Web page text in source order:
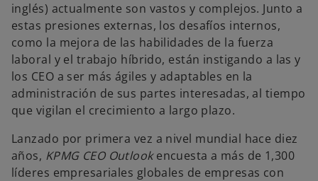
inglés) actualmente son vastos y complejos. Junto a
estas presiones externas, los desafíos internos,
como la mejora de las habilidades de la fuerza
laboral y el trabajo híbrido, están instigando a las y
los CEO a ser más ágiles y adaptables en la
administración de sus partes interesadas, al tiempo
que vigilan el crecimiento a largo plazo.
Lanzado por primera vez a nivel mundial hace diez
años, KPMG CEO Outlookencuesta a más de 1,300
líderes empresariales globales de empresas con